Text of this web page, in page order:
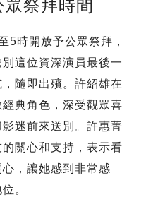
祭拜時間
5時開放予公眾祭拜，
這位資深演員最後一
隨即出殯。許紹雄在
典角色，深受觀眾喜
迷前來送別。許惠菁
關心和支持，表示看
，讓她感到非常感
。